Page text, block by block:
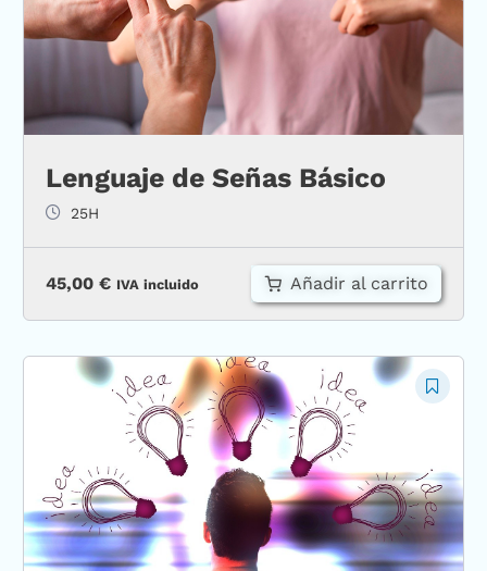
Lenguaje de Señas Básico
25H
45,00 € IVA incluido Añadir al carrito